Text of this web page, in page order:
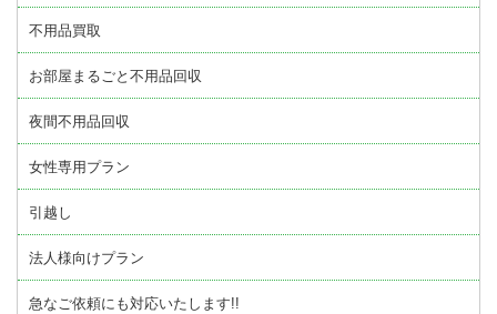
不用品買取
お部屋まるごと不用品回収
夜間不用品回収
女性専用プラン
引越し
法人様向けプラン
急なご依頼にも対応いたします!!